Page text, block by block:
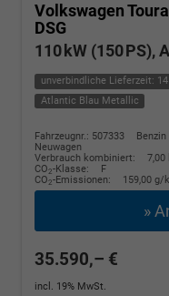
Volkswagen
DSG
110 kW (150 PS),
unverbindliche Lieferzeit:
Atlantic Blau Metallic
Fahrzeugnr.: 507333
Benzin
Neuwagen
Verbrauch kombiniert:
7,00
CO2-Klasse:
F
CO2-Emissionen: 159,00 g/
»
35.590,– €
incl. 19% MwSt.